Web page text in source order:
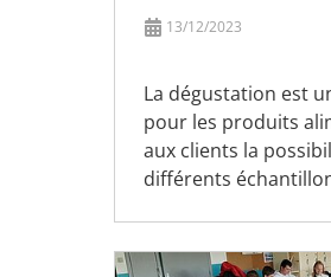
13/12/2023
La dégustation est
pour les produits
aux clients la
différents